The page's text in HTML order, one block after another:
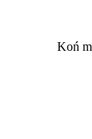
Koń